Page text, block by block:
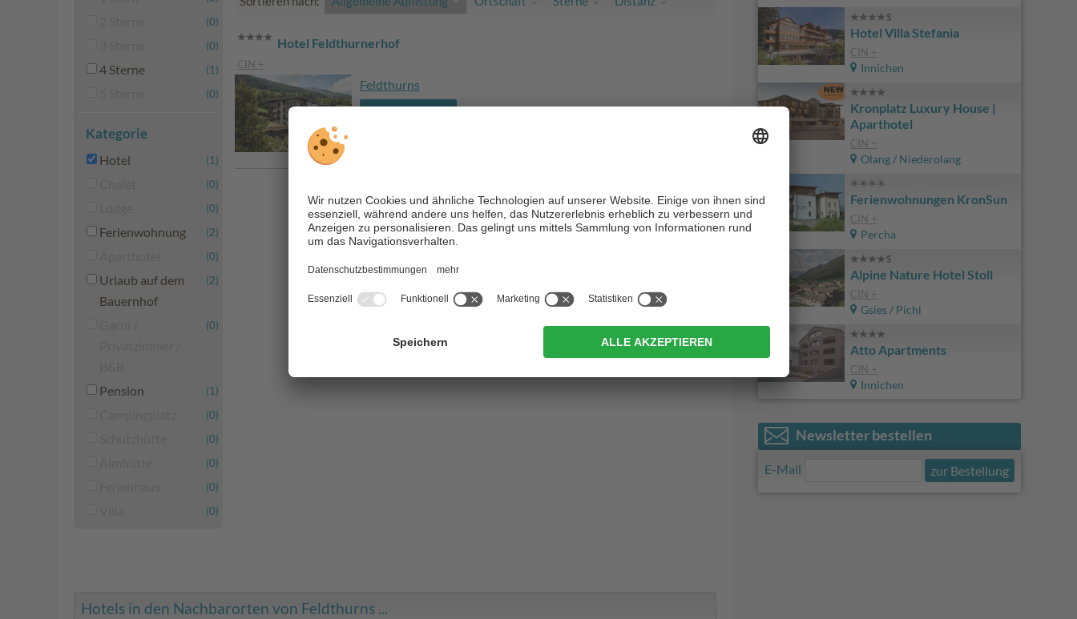
(0)
(0)
4 Sterne (1)
(0)
Kategorie
Hotel (1)
(0)
(0)
Ferienwohnung (2)
(0)
Urlaub auf dem
Bauernhof
(2)
(0)
Pension (1)
(0)
(0)
(0)
(0)
(0)
Hotel Feldthurnerhof
CIN +
Feldthurns
Hotels in den Nachbarorten von Feldthurns ...
Hotel Villa Stefania
CIN +
Innichen
Kronplatz Luxury House |
Aparthotel
CIN +
Olang / Niederolang
Ferienwohnungen KronSun
CIN +
Percha
Alpine Nature Hotel Stoll
CIN +
Gsies / Pichl
Atto Apartments
CIN +
Innichen
Newsletter bestellen
E-Mail